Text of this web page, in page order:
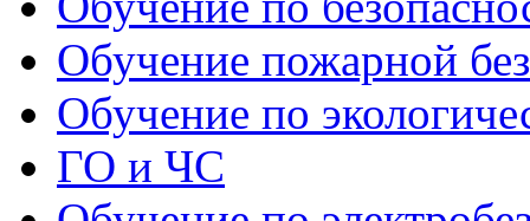
Обучение пожарной
Обучение по
ГО и ЧС